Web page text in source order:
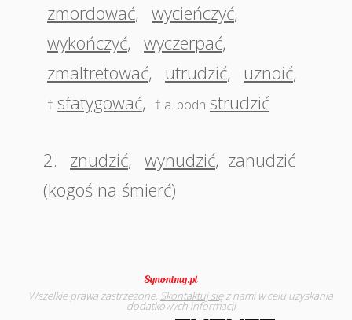
zmordować, wycieńczyć,
wykończyć, wyczerpać,
zmaltretować, utrudzić, uznoić,
† sfatygować, † a. podn strudzić
2. znudzić, wynudzić, zanudzić
(kogoś na śmierć)
Wszelkie prawa zastrzeżone. Skontaktuj sięz nami w celu uzyskania
dodatkowych informacji